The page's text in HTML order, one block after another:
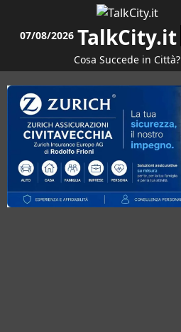
contenuto
07/08/2026 TalkCity.it
Cosa Succede in Città?